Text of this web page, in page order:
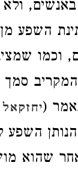
באנשים,
השפע
וכמו
סמך
(
השפע
שהוא